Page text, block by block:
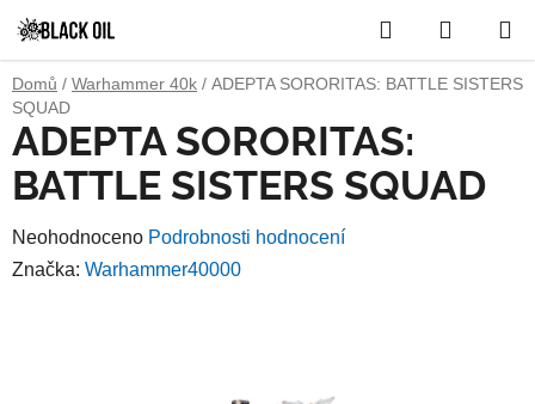
na
obsah
Hledat
KOŠÍK
Domů / Warhammer 40k / ADEPTA SORORITAS: BATTLE SISTERS
SQUAD
ADEPTA SORORITAS:
BATTLE SISTERS SQUAD
Průměrné
hodnocení
Neohodnoceno Podrobnosti hodnocení
Značka: Warhammer40000